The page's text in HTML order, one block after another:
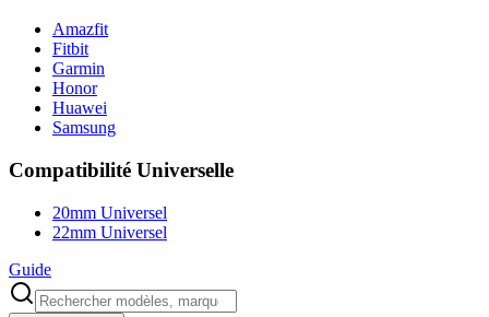
Amazfit
Fitbit
Garmin
Honor
Huawei
Samsung
Compatibilité Universelle
20mm Universel
22mm Universel
Guide